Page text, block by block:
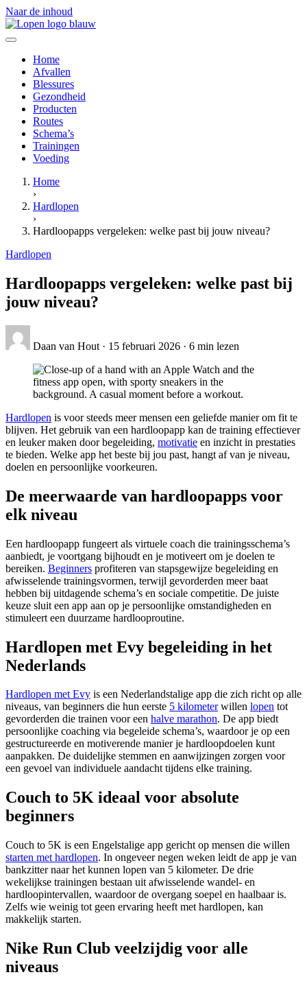
Naar de inhoud
Home
Afvallen
Blessures
Gezondheid
Producten
Routes
Schema’s
Trainingen
Voeding
Home
›
Hardlopen
›
Hardloopapps vergeleken: welke past bij jouw niveau?
Hardlopen
Hardloopapps vergeleken: welke past bij
jouw niveau?
Daan van Hout · 15 februari 2026 · 6 min lezen
Hardlopen is voor steeds meer mensen een geliefde manier om fit te
blijven. Het gebruik van een hardloopapp kan de training effectiever
en leuker maken door begeleiding, motivatie en inzicht in prestaties
te bieden. Welke app het beste bij jou past, hangt af van je niveau,
doelen en persoonlijke voorkeuren.
De meerwaarde van hardloopapps voor
elk niveau
Een hardloopapp fungeert als virtuele coach die trainingsschema’s
aanbiedt, je voortgang bijhoudt en je motiveert om je doelen te
bereiken. Beginners profiteren van stapsgewijze begeleiding en
afwisselende trainingsvormen, terwijl gevorderden meer baat
hebben bij uitdagende schema’s en sociale competitie. De juiste
keuze sluit een app aan op je persoonlijke omstandigheden en
stimuleert een duurzame hardlooproutine.
Hardlopen met Evy begeleiding in het
Nederlands
Hardlopen met Evy is een Nederlandstalige app die zich richt op alle
niveaus, van beginners die hun eerste 5 kilometerwillen lopen tot
gevorderden die trainen voor een halve marathon. De app biedt
persoonlijke coaching via begeleide schema’s, waardoor je op een
gestructureerde en motiverende manier je hardloopdoelen kunt
aanpakken. De duidelijke stemmen en aanwijzingen zorgen voor
een gevoel van individuele aandacht tijdens elke training.
Couch to 5K ideaal voor absolute
beginners
Couch to 5K is een Engelstalige app gericht op mensen die willen
starten met hardlopen. In ongeveer negen weken leidt de app je van
bankzitter naar het kunnen lopen van 5 kilometer. De drie
wekelijkse trainingen bestaan uit afwisselende wandel- en
hardloopintervallen, waardoor de overgang soepel en haalbaar is.
Zelfs wie weinig tot geen ervaring heeft met hardlopen, kan
makkelijk starten.
Nike Run Club veelzijdig voor alle
niveaus